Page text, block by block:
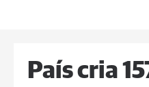
País cria